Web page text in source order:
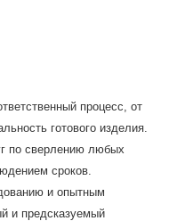
процесс, от
готового изделия.
по сверлению любых
сроков.
и опытным
и предсказуемый